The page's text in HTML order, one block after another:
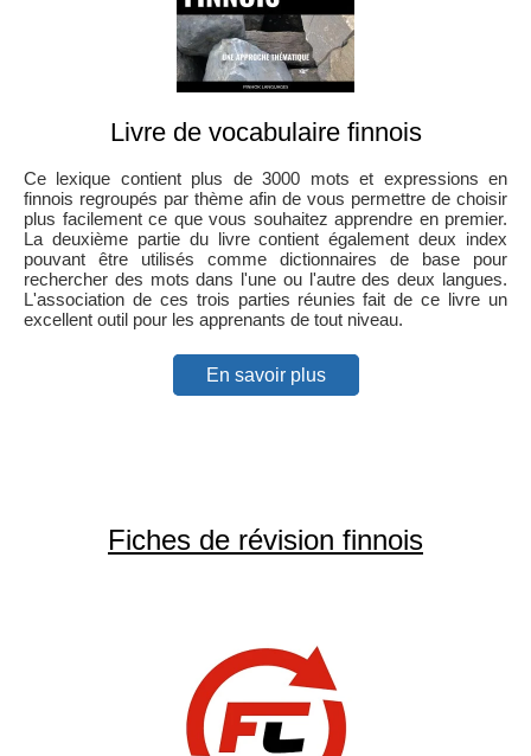
Livre de vocabulaire finnois
Ce lexique contient plus de 3000 mots et expressions en
finnois regroupés par thème afin de vous permettre de choisir
plus facilement ce que vous souhaitez apprendre en premier.
La deuxième partie du livre contient également deux index
pouvant être utilisés comme dictionnaires de base pour
rechercher des mots dans l'une ou l'autre des deux langues.
L'association de ces trois parties réunies fait de ce livre un
excellent outil pour les apprenants de tout niveau.
En savoir plus
Fiches de révision finnois